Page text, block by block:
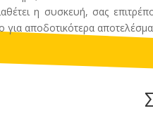
η συσκευή, σας
για αποδοτικότερα